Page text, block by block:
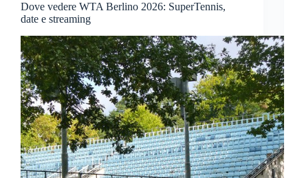
Dove vedere WTA Berlino 2026: SuperTennis,
date e streaming